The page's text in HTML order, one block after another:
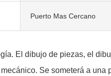
Puerto Mas Cercano
El dibujo de piezas, el
Se someterá a